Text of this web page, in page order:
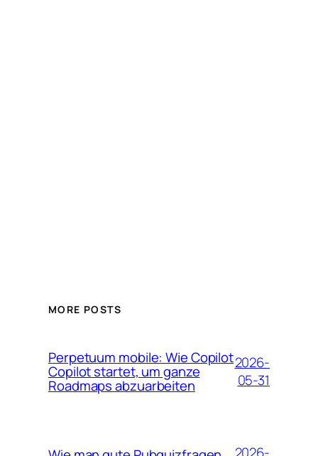
MORE POSTS
Perpetuum mobile: Wie Copilot
Copilot startet, um ganze
Roadmaps abzuarbeiten
2026-
05-31